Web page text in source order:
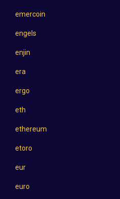
emercoin
engels
enjin
era
ergo
eth
ethereum
etoro
eur
euro